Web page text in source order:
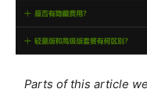
Parts of this article